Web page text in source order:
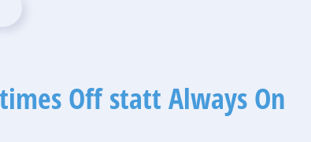
Off statt Always On